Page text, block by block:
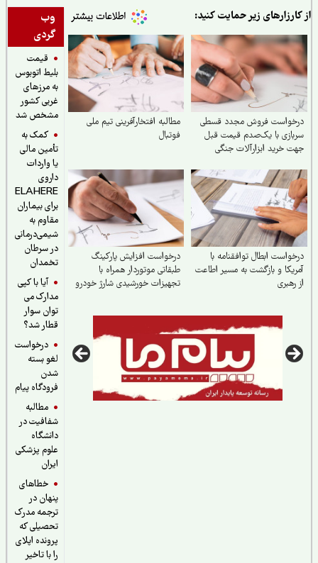
وب
گردی
قیمت
بلیط اتوبوس
به مرزهای
غربی کشور
مشخص شد
کمک به
تأمین مالی
یا واردات
داروی
ELAHERE
برای بیماران
مقاوم به
شیمی‌درمانی
در سرطان
تخمدان
آیا با کپی
مدارک می
توان سوار
قطار شد؟
درخواست
لغو بسته
فرودگاه پیام
مطالبه
شفافیت در
دانشگاه
علوم پزشکی
خطاهای
پنهان در
ترجمه مدرک
تحصیلی که
پرونده اپلای
را با تاخیر
زیر حمایت کنید:
فروش مجدد قسطی
با یک‌صدم قیمت قبل
خرید ابزارآلات جنگی
مطالبه افتخارآفرینی تیم ملی
ابطال توافقنامه با
و بازگشت به مسیر اطاعت
درخواست افزایش پارکینگ
طبقاتی موتوردار همراه با
تجهیزات خورشیدی شارژ خودرو